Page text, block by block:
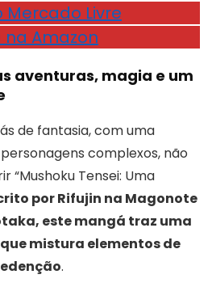
Mercado Livre
na Amazon
aventuras, magia e um
de fantasia, com uma
complexos, não
“Mushoku Tensei: Uma
por Rifujin na Magonote
este mangá traz uma
mistura elementos de
.